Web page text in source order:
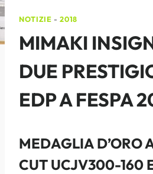
NOTIZIE -2018
MIMAKI
DUE
EDP A FESPA
MEDAGLIA D’ORO
CUT UCJV300-160